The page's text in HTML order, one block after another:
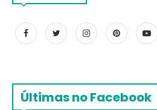
Últimas no Facebook